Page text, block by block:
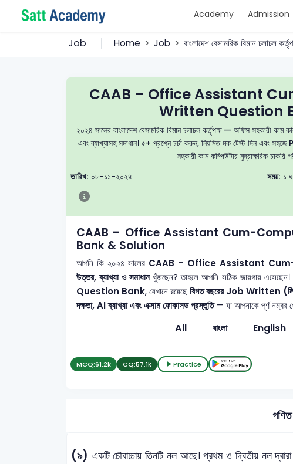
Academy Admission
Job Home Job বাংলাদেশ বেসামরিক বিমান চলাচল
CAAB – Office Assistant
Written Question
২০২৪ সালের বাংলাদেশ বেসামরিক বিমান চলাচল কর্তৃপক্ষ — অফিস সহকারী
এবং ব্যাখ্যাসহ সমাধান। ৫+ প্রশ্নে চর্চা করুন, নিয়মিত মক টেস্ট দিন এবং
সহকারী কাম কম্পিউটার মুদ্রাক্ষরিক
তারিখ: ০৮-১১-২০২৪ সময়: ১
CAAB – Office Assistant Cum-
Bank & Solution
আপনি কি ২০২৪ সালের CAAB – Office Assistant
উত্তর, ব্যাখ্যা ও সমাধানখুঁজছেন? তাহলে আপনি সঠিক জায়গায় এসেছেন।
Question Bank, যেখানে রয়েছেবিগত বছরের Job Written
দক্ষতা, AI ব্যাখ্যা এবং এক্সাম ফোকাসড প্রস্তুতি— যা আপনাকে পূর্ণ নম্বর
All বাংলা English
MCQ:61.2k CQ:57.1k Practice
গণিত
(৯) একটি চৌবাচ্চায় তিনটি নল আছে। প্রথম ও দ্বিতীয় নল